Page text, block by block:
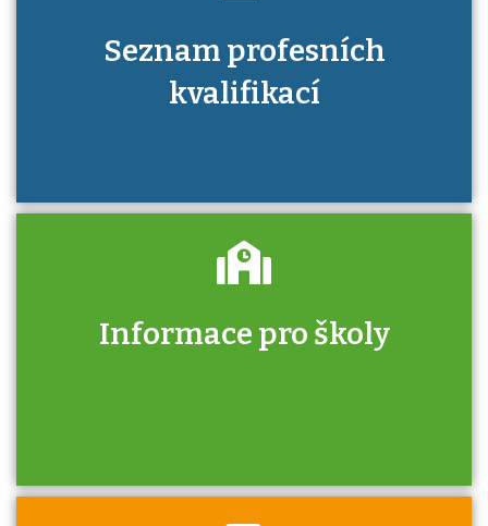
Seznam profesních
kvalifikací
Informace pro školy
Zjistěte, jak se přihlásit ke zkoušce a kde